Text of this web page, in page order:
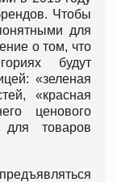
Чтобы
для
о том, что
будут
«зеленая
«красная
ценового
товаров